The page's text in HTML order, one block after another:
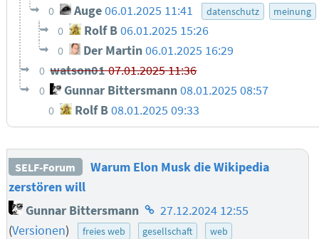
0 Auge 06.01.2025 11:41 datenschutz meinung
0 Rolf B 06.01.2025 15:26
0 Der Martin06.01.2025 16:29
0 watson0107.01.2025 11:36
0 Gunnar Bittersmann08.01.2025 08:57
0 Rolf B08.01.2025 09:33
SELF-Forum
Warum Elon Musk die Wikipedia
zerstören will
Gunnar Bittersmann Homepage
des
27.12.2024 12:55
(Versionen) freies web gesellschaft web